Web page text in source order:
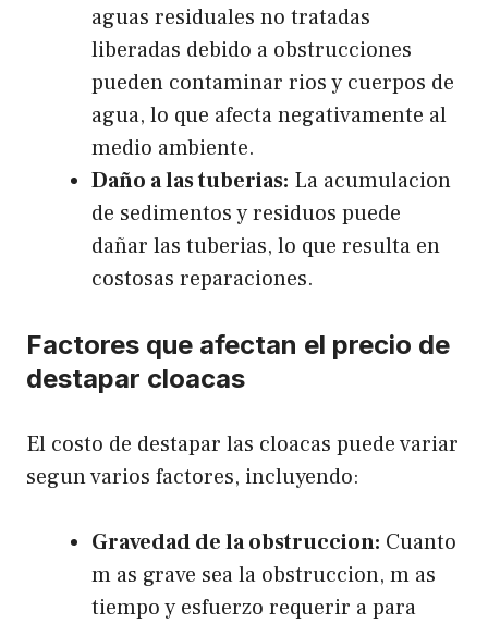
aguas residuales no tratadas
liberadas debido a obstrucciones
pueden contaminar rios y cuerpos de
agua, lo que afecta negativamente al
medio ambiente.
Daño a las tuberias: La acumulacion
de sedimentos y residuos puede
dañar las tuberias, lo que resulta en
costosas reparaciones.
Factores que afectan el precio de
destapar cloacas
El costo de destapar las cloacas puede variar
segun varios factores, incluyendo:
Gravedad de la obstruccion: Cuanto
m as grave sea la obstruccion, m as
tiempo y esfuerzo requerir a para